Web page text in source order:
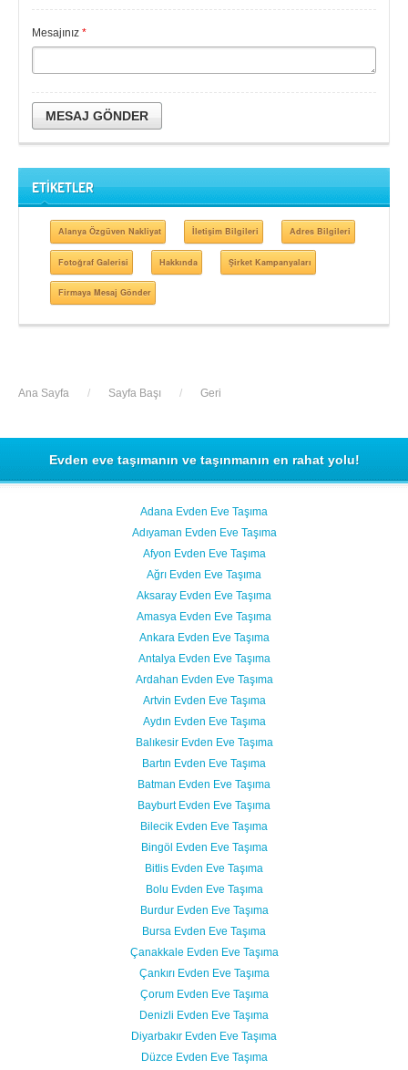
Mesajınız *
MESAJ GÖNDER
ETİKETLER
Alanya Özgüven Nakliyat İletişim Bilgileri Adres Bilgileri
Fotoğraf Galerisi Hakkında Şirket Kampanyaları
Firmaya Mesaj Gönder
Ana Sayfa / Sayfa Başı / Geri
Evden eve taşımanın ve taşınmanın en rahat yolu!
Adana Evden Eve Taşıma
Adıyaman Evden Eve Taşıma
Afyon Evden Eve Taşıma
Ağrı Evden Eve Taşıma
Aksaray Evden Eve Taşıma
Amasya Evden Eve Taşıma
Ankara Evden Eve Taşıma
Antalya Evden Eve Taşıma
Ardahan Evden Eve Taşıma
Artvin Evden Eve Taşıma
Aydın Evden Eve Taşıma
Balıkesir Evden Eve Taşıma
Bartın Evden Eve Taşıma
Batman Evden Eve Taşıma
Bayburt Evden Eve Taşıma
Bilecik Evden Eve Taşıma
Bingöl Evden Eve Taşıma
Bitlis Evden Eve Taşıma
Bolu Evden Eve Taşıma
Burdur Evden Eve Taşıma
Bursa Evden Eve Taşıma
Çanakkale Evden Eve Taşıma
Çankırı Evden Eve Taşıma
Çorum Evden Eve Taşıma
Denizli Evden Eve Taşıma
Diyarbakır Evden Eve Taşıma
Düzce Evden Eve Taşıma